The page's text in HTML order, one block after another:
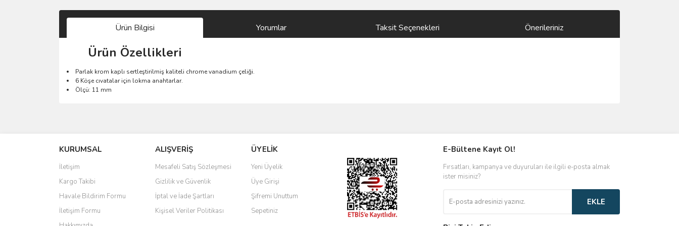
Ürün Bilgisi Yorumlar Taksit Seçenekleri Önerileriniz
Ürün Özellikleri
Parlak krom kaplı sertleştirilmiş kaliteli chrome vanadium çeliği.
6 Köşe cıvatalar için lokma anahtarlar.
Ölçü: 11 mm
Yorum Yaz
Ürün resmi kalitesiz, bozuk veya görüntülenemiyor.
Ürün açıklamasında eksik bilgiler bulunuyor.
Ürün bilgilerinde hatalar bulunuyor.
Ürün fiyatı diğer sitelerden daha pahalı.
Bu ürüne benzer farklı alternatifler olmalı.
KURUMSAL
İletişim
Kargo Takibi
Havale Bildirim Formu
İletişim Formu
ALIŞVERİŞ
Mesafeli Satış Sözleşmesi
Gizlilik ve Güvenlik
İptal ve İade Şartları
Kişisel Veriler Politikası
ÜYELİK
Yeni Üyelik
Üye Girişi
Şifremi Unuttum
Sepetiniz
E-Bültene Kayıt Ol!
Fırsatları, kampanya ve duyuruları ile ilgili e-posta almak
ister misiniz?
EKLE